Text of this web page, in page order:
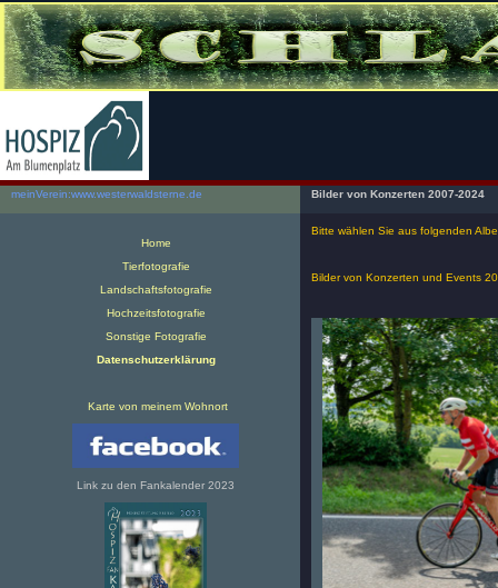
meinVerein:www.westerwaldsterne.de Bilder von Konzerten 2007-2024
Home
Tierfotografie
Landschaftsfotografie
Hochzeitsfotografie
Sonstige Fotografie
Datenschutzerklärung
Karte von meinem Wohnort
Link zu den Fankalender 2023
Bitte wählen Sie aus folgenden
Bilder von Konzerten und Events